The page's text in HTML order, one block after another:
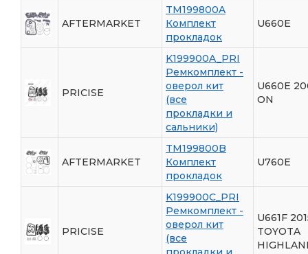
AFTERMARKET
TM199800A
Комплект
прокладок
U660E
PRICISE
K199900A_PRI
Ремкомплект -
оверол кит
(все
прокладки и
сальники)
U660E
ON
AFTERMARKET
TM199800B
Комплект
прокладок
U760E
PRICISE
K199900C_PRI
Ремкомплект -
оверол кит
(все
U661F
TOYOTA